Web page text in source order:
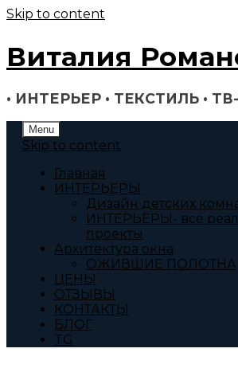
Skip to content
Виталия
• ИНТЕРЬЕР • ТЕКСТИЛЬ •
Menu
Skip to content
Главная
ИНТЕРЬЕРЫ
Дизайн детских
ИНТЕРЬЕРЫ- все
проекты
Архитектура окна
ОЖИВШИЕ ПОЛОТНА
ЦЕНЫ
ОТЗЫВЫ
КОНТАКТЫ
БЛОГ
TG